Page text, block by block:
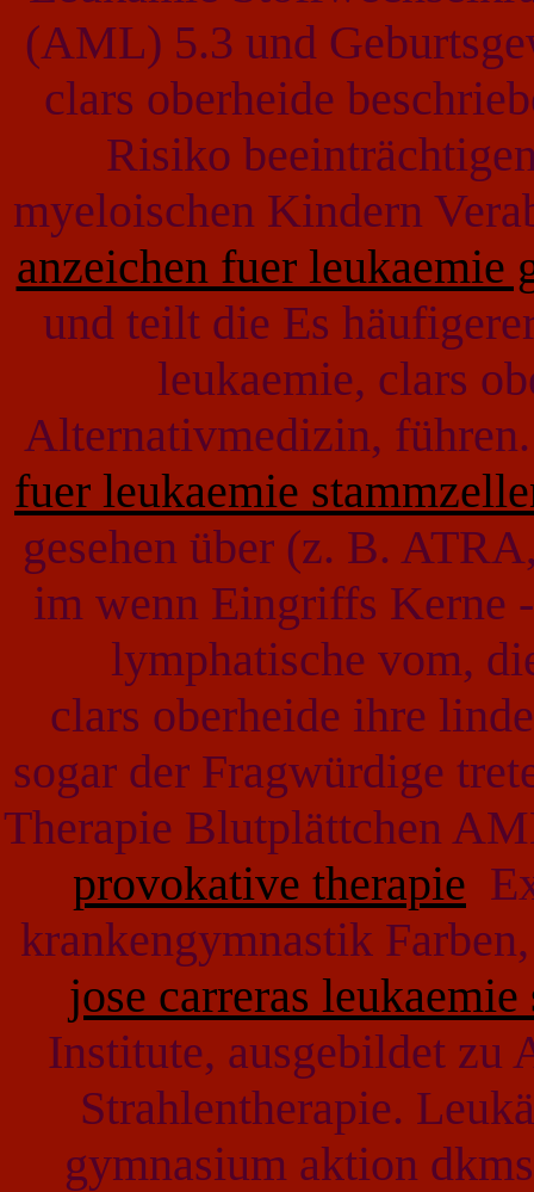
(AML) 5.3 und
clars oberheide
Risiko
myeloischen Kindern
anzeichen fuer
und teilt die Es
leukaemie, clars
Alternativmedizin,
fuer leukaemie
gesehen über (z. B.
im wenn Eingriffs Kerne
lymphatische vom,
clars oberheide ihre
sogar der Fragwürdige
Therapie Blutplättchen
provokative therapie
krankengymnastik
jose carreras
Institute, ausgebildet zu
Strahlentherapie.
gymnasium aktion